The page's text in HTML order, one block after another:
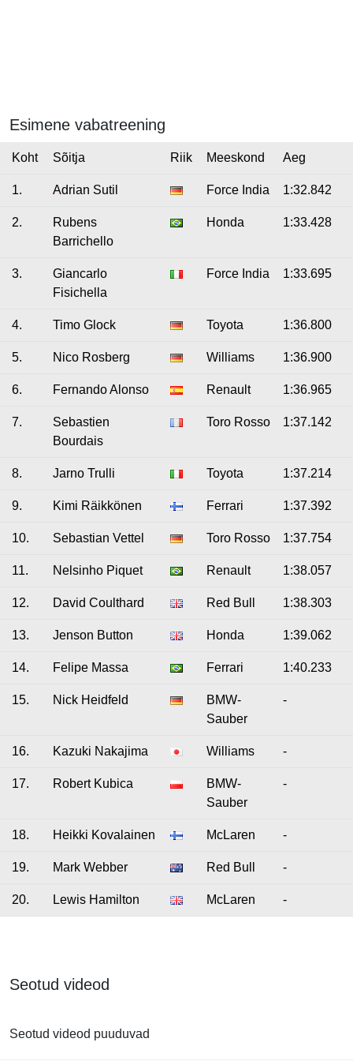
Esimene vabatreening
Koht Sõitja Riik Meeskond Aeg
1. Adrian Sutil Force India 1:32.842
2.
Rubens
Barrichello
Honda 1:33.428
3.
Giancarlo
Fisichella
Force India 1:33.695
4. Timo Glock Toyota 1:36.800
5. Nico Rosberg Williams 1:36.900
6. Fernando Alonso Renault 1:36.965
7.
Sebastien
Bourdais
Toro Rosso 1:37.142
8. Jarno Trulli Toyota 1:37.214
9. Kimi Räikkönen Ferrari 1:37.392
10. Sebastian Vettel Toro Rosso 1:37.754
11. Nelsinho Piquet Renault 1:38.057
12. David Coulthard Red Bull 1:38.303
13. Jenson Button Honda 1:39.062
14. Felipe Massa Ferrari 1:40.233
15. Nick Heidfeld
BMW-
Sauber
-
16. Kazuki Nakajima Williams -
17. Robert Kubica
BMW-
Sauber
-
18. Heikki Kovalainen McLaren -
19. Mark Webber Red Bull -
20. Lewis Hamilton McLaren -
Seotud videod
Seotud videod puuduvad